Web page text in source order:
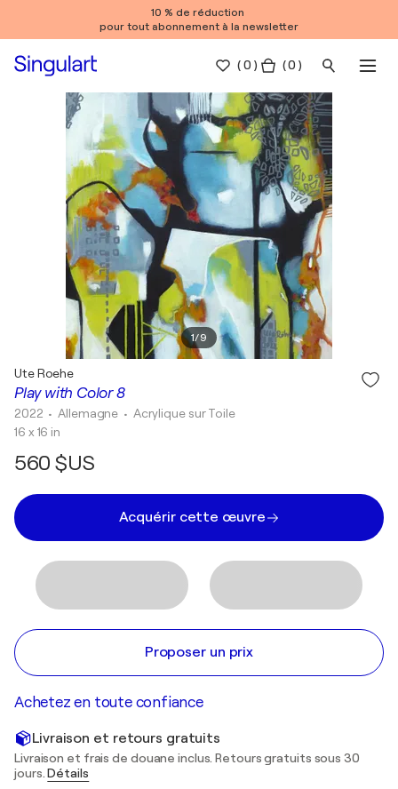
10 % de réduction
pour tout abonnement à la newsletter
(0 ) ( 0 )
1/9
Play with Color 8
Ute Roehe
2022 • Allemagne • Acrylique sur Toile
16 x 16 in
560 $US
Acquérir cette œuvre
Proposer un prix
Achetez en toute confiance
Livraison et retours gratuits
Livraison et frais de douane inclus. Retours gratuits sous 30
jours.Détails